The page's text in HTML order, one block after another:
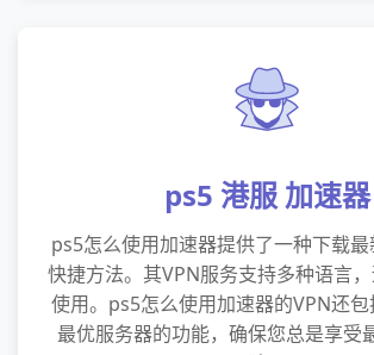
ps5 港服 加速器
ps5怎么使用加速器提供了一种下载
快捷方法。其VPN服务支持多种语言
使用。ps5怎么使用加速器的VPN还
最优服务器的功能，确保您总是享受